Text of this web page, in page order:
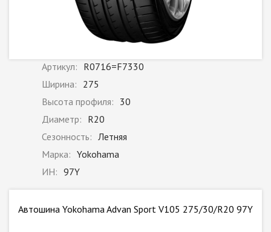
Артикул: R0716=F7330
Ширина: 275
Высота профиля: 30
Диаметр: R20
Сезонность: Летняя
Марка: Yokohama
ИН: 97Y
Автошина Yokohama Advan Sport V105 275/30/R20 97Y